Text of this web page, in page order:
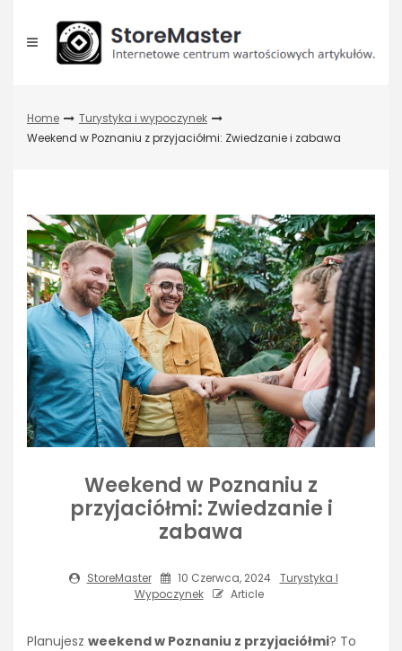
content
Home
Turystyka i wypoczynek
Weekend w Poznaniu z przyjaciółmi: Zwiedzanie i zabawa
Weekend w Poznaniu z
przyjaciółmi: Zwiedzanie i
zabawa
StoreMaster 10 Czerwca, 2024
Turystyka I
Wypoczynek
Article
Planujesz weekend w Poznaniu z przyjaciółmi? To